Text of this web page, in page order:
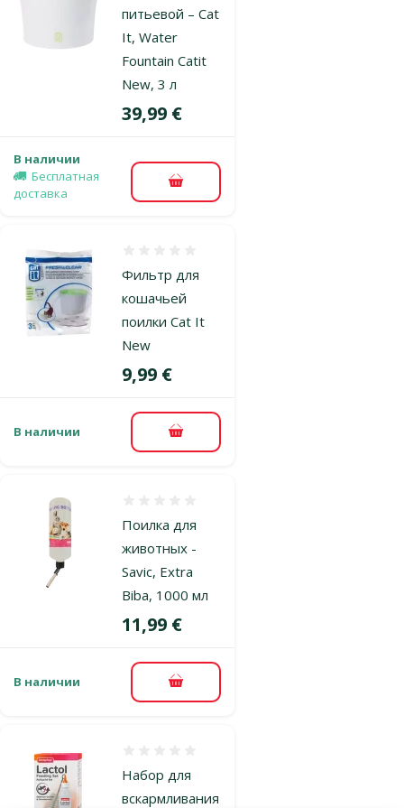
питьевой – Cat
It, Water
Fountain Catit
New, 3 л
Цена
39,99 €
В наличии
Бесплатная
доставка
В корзину
Фильтр для
кошачьей
поилки Cat It
New
Цена
9,99 €
В наличии В корзину
Поилка для
животных -
Savic, Extra
Biba, 1000 мл
Цена
11,99 €
В наличии В корзину
Набор для
вскармливания